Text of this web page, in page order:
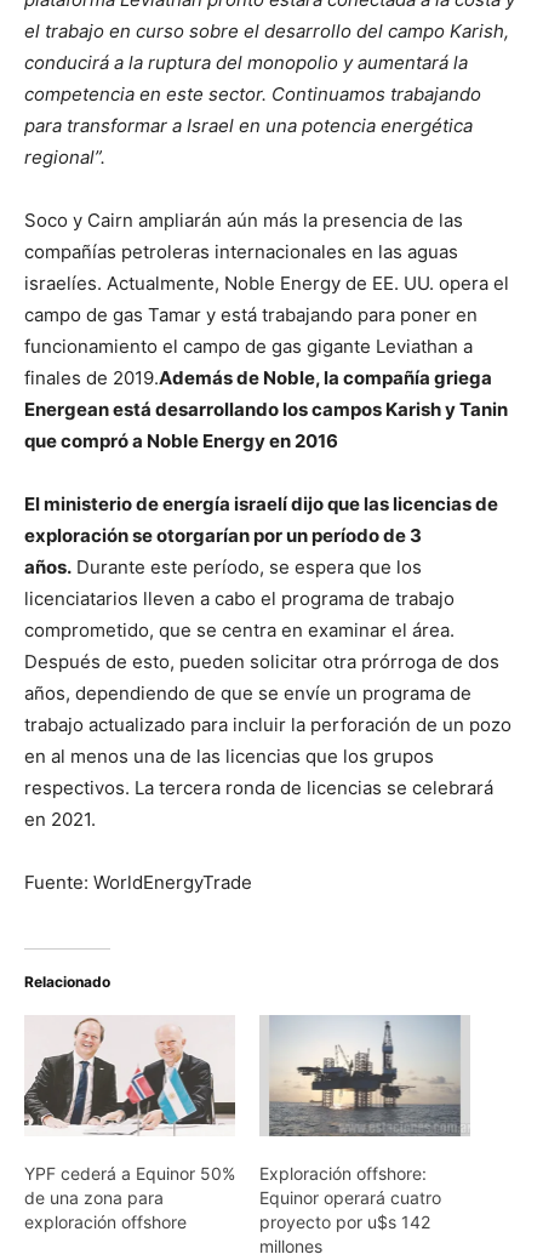
el trabajo en curso sobre el desarrollo del campo Karish,
conducirá a la ruptura del monopolio y aumentará la
competencia en este sector. Continuamos trabajando
para transformar a Israel en una potencia energética
regional”.
Soco y Cairn ampliarán aún más la presencia de las
compañías petroleras internacionales en las aguas
israelíes. Actualmente, Noble Energy de EE. UU. opera el
campo de gas Tamar y está trabajando para poner en
funcionamiento el campo de gas gigante Leviathan a
finales de 2019.Además de Noble, la compañía griega
Energean está desarrollando los campos Karish y Tanin
que compró a Noble Energy en 2016
El ministerio de energía israelí dijo que las licencias de
exploración se otorgarían por un período de 3
años. Durante este período, se espera que los
licenciatarios lleven a cabo el programa de trabajo
comprometido, que se centra en examinar el área.
Después de esto, pueden solicitar otra prórroga de dos
años, dependiendo de que se envíe un programa de
trabajo actualizado para incluir la perforación de un pozo
en al menos una de las licencias que los grupos
respectivos. La tercera ronda de licencias se celebrará
en 2021.
Fuente: WorldEnergyTrade
Relacionado
YPF cederá a Equinor 50%
de una zona para
exploración offshore
Exploración offshore:
Equinor operará cuatro
proyecto por u$s 142
millones